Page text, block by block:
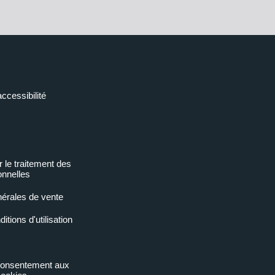
le traitement des
de vente
d'utilisation
aux